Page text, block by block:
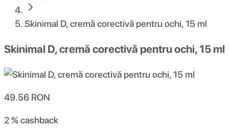
Skinimal D, cremă corectivă pentru ochi, 15 ml
Skinimal D, cremă corectivă pentru ochi, 15 ml
49.56 RON
2 %cashback